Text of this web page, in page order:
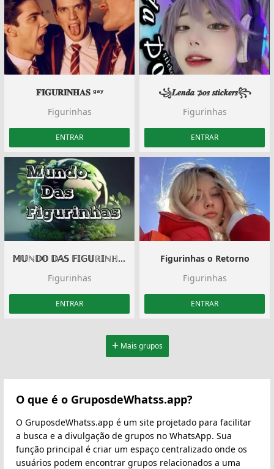
𝐅𝐈𝐆𝐔𝐑𝐈𝐍𝐇𝐀𝐒 ᵍᵃʸ
Figurinhas
ENTRAR
꧁𝑳𝒆𝒏𝒅𝒂 ⊅𝒐𝒔 𝒔𝒕𝒊𝒄𝒌𝒆𝒓𝒔꧂
Figurinhas
ENTRAR
𝕄𝕌ℕ𝔻𝕆 𝔻𝔸𝕊 𝔽𝕀𝔾𝕌ℝ𝕀ℕℍ𝔸𝕊
Figurinhas
ENTRAR
Figurinhas o Retorno
Figurinhas
ENTRAR
Mais grupos
O que é o GruposdeWhatss.app?
O GruposdeWhatss.app é um site projetado para facilitar
a busca e a divulgação de grupos no WhatsApp. Sua
função principal é criar um espaço centralizado onde os
usuários podem encontrar grupos relacionados a uma